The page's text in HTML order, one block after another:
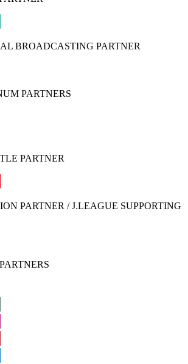
BROADCASTING PARTNER
PARTNERS
PARTNER
PARTNER / J.LEAGUE SUPPORTING